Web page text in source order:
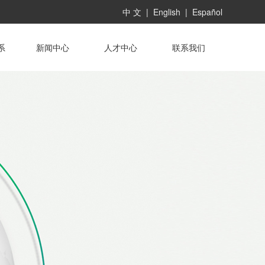
中 文 | English | Español
新闻中心 人才中心 联系我们